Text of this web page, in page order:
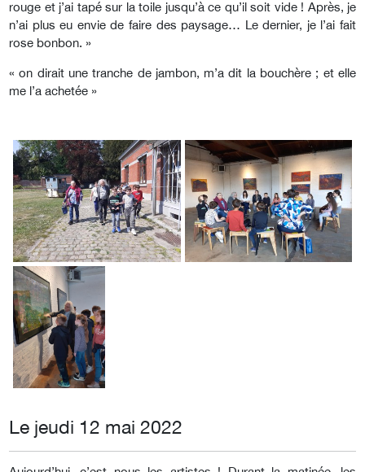
rouge et j’ai tapé sur la toile jusqu’à ce qu’il soit vide ! Après, je
n’ai plus eu envie de faire des paysage… Le dernier, je l’ai fait
rose bonbon. »
« on dirait une tranche de jambon, m’a dit la bouchère ; et elle
me l’a achetée »
Le jeudi 12 mai 2022